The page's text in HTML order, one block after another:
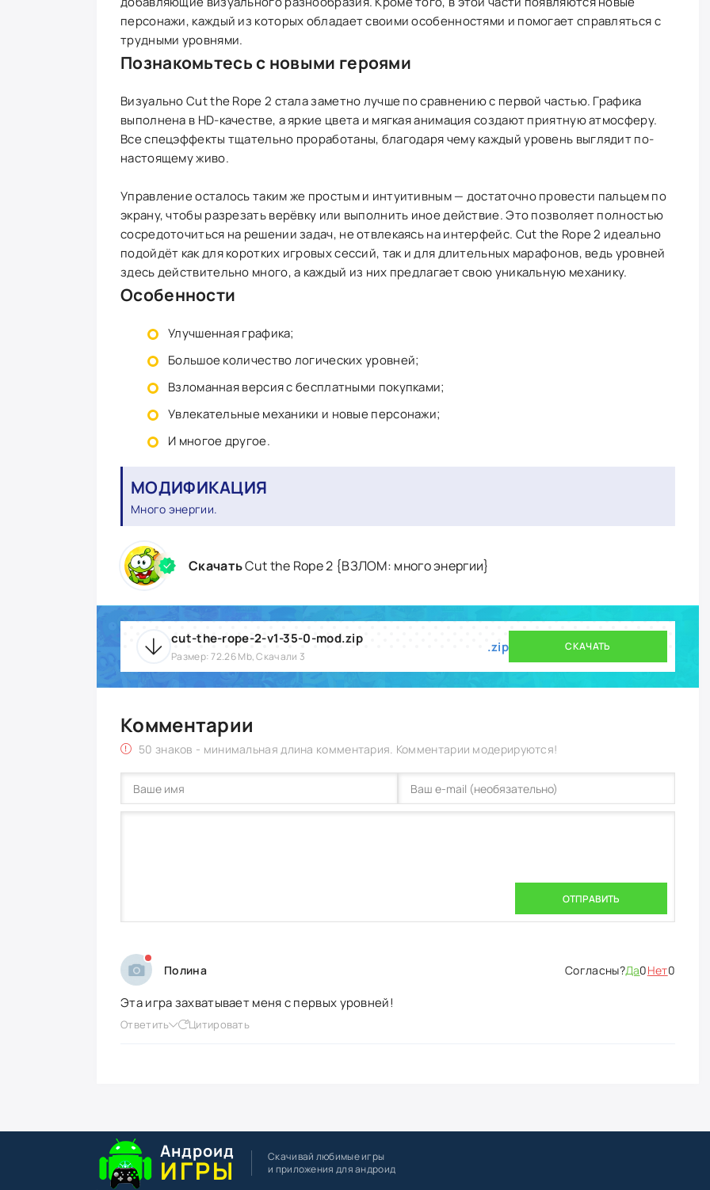
персонажи, каждый из которых обладает своими особенностями и помогает справляться с
трудными уровнями.
Познакомьтесь с новыми героями
Визуально Cut the Rope 2 стала заметно лучше по сравнению с первой частью. Графика
выполнена в HD-качестве, а яркие цвета и мягкая анимация создают приятную атмосферу.
Все спецэффекты тщательно проработаны, благодаря чему каждый уровень выглядит по-
настоящему живо.
Управление осталось таким же простым и интуитивным — достаточно провести пальцем по
экрану, чтобы разрезать верёвку или выполнить иное действие. Это позволяет полностью
сосредоточиться на решении задач, не отвлекаясь на интерфейс. Cut the Rope 2 идеально
подойдёт как для коротких игровых сессий, так и для длительных марафонов, ведь уровней
здесь действительно много, а каждый из них предлагает свою уникальную механику.
Особенности
Улучшенная графика;
Большое количество логических уровней;
Взломанная версия с бесплатными покупками;
Увлекательные механики и новые персонажи;
И многое другое.
МОДИФИКАЦИЯ
Много энергии.
СкачатьCut the Rope 2 {ВЗЛОМ: много энергии}
cut-the-rope-2-v1-35-0-mod.zip
Размер: 72.26 Mb, Скачали 3
.zip СКАЧАТЬ
Комментарии
50 знаков - минимальная длина комментария. Комментарии модерируются!
ОТПРАВИТЬ
Полина Да0Нет0
Эта игра захватывает меня с первых уровней!
Ответить Цитировать
Андроид
ИГРЫ
Скачивай любимые игры
и приложения для андроид